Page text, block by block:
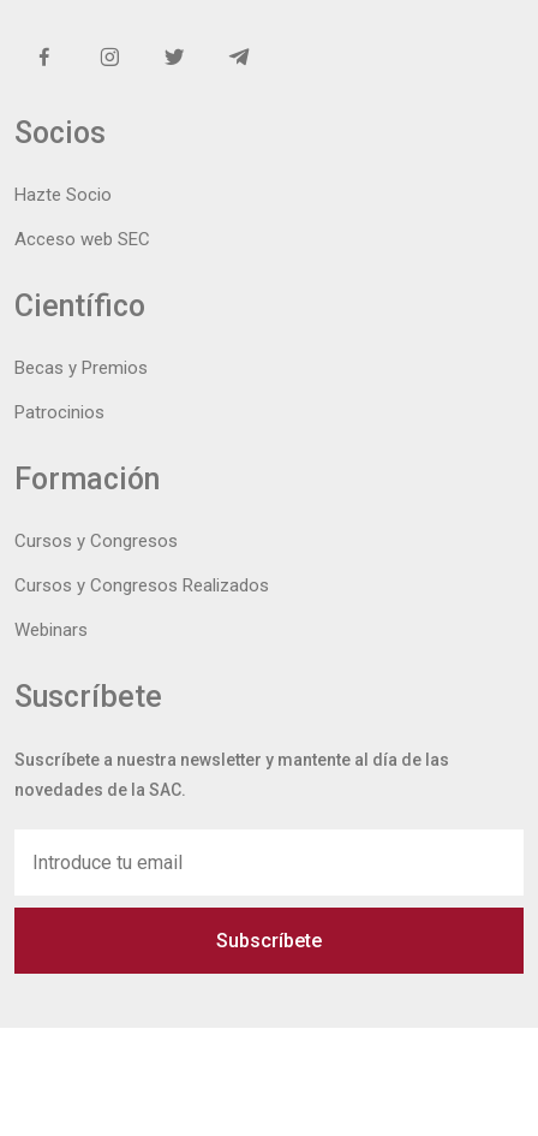
Socios
Hazte Socio
Acceso web SEC
Científico
Becas y Premios
Patrocinios
Formación
Cursos y Congresos
Cursos y Congresos Realizados
Webinars
Suscríbete
Suscríbete a nuestra newsletter y mantente al día de las
novedades de la SAC.
Subscríbete